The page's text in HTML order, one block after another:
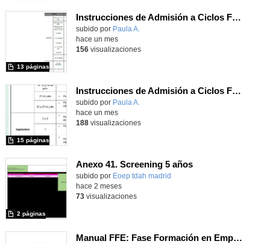
Instrucciones de Admisión a Ciclos Formativos de Grado Medio. Curso 26/27
subido por Paula A.
13 páginas
hace un mes
156visualizaciones
Instrucciones de Admisión a Ciclos Formativos de Grado Básico 26/27
Contenido educativo.
subido por Paula A.
15 páginas
hace un mes
188visualizaciones
Anexo 41. Screening 5 años
Contenido educativo.
subido por Eoep tdah madrid
2 páginas
hace 2 meses
73visualizaciones
Manual FFE: Fase Formación en Empresa